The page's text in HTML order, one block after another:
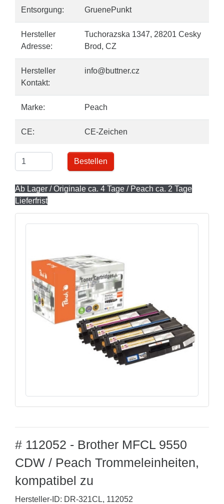
Entsorgung: GruenePunkt
Hersteller
Adresse:
Tuchorazska 1347, 28201 Cesky
Brod, CZ
Hersteller
Kontakt:
info@buttner.cz
Marke: Peach
CE: CE-Zeichen
Bestellen
Ab Lager / Originale ca. 4 Tage / Peach ca. 2 Tage
Lieferfrist
# 112052 - Brother MFCL 9550
CDW / Peach Trommeleinheiten,
kompatibel zu
Hersteller-ID: DR-321CL, 112052